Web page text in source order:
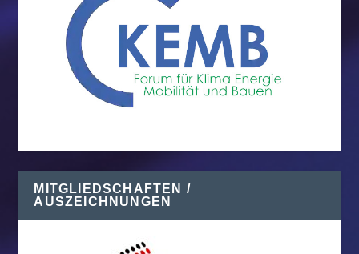
MITGLIEDSCHAFTEN /
AUSZEICHNUNGEN